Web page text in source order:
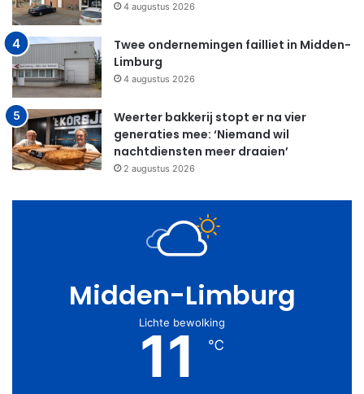
4 augustus 2026
Twee ondernemingen failliet in Midden-
Limburg
4 augustus 2026
Weerter bakkerij stopt er na vier
generaties mee: ‘Niemand wil
nachtdiensten meer draaien’
2 augustus 2026
Midden-Limburg
Lichte bewolking
11 ℃